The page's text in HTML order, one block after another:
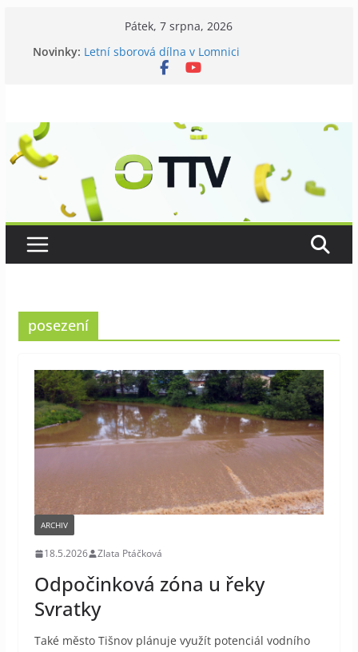
Pátek, 7 srpna, 2026
Novinky: Letní sborová dílna v Lomnici
Chovatelé si připomněli 120 let své existence
posezení
ARCHIV
18.5.2026 Zlata Ptáčková
Odpočinková zóna u řeky
Svratky
Také město Tišnov plánuje využít potenciál vodního